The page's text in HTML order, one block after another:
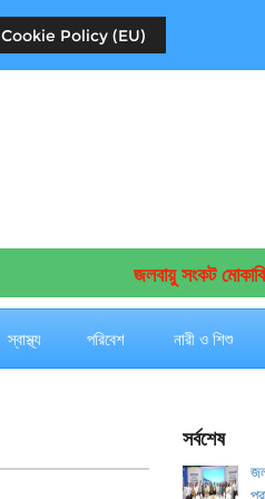
Cookie Policy (EU)
জলবায়ু সংকট মোকাবিলা
স্বাস্থ্য পরিবেশ নারী ও শিশু
সর্বশেষ